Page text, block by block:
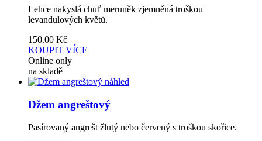
Lehce nakyslá chuť meruněk zjemněná troškou
levandulových květů.
150.00 Kč
KOUPIT VÍCE
Online only
na skladě
náhled
Džem angreštový
Pasírovaný angrešt žlutý nebo červený s troškou skořice.